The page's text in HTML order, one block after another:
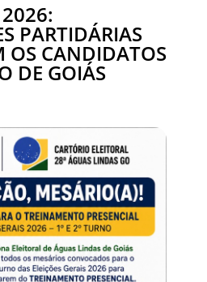
2026:
PARTIDÁRIAS
OS CANDIDATOS
DE GOIÁS